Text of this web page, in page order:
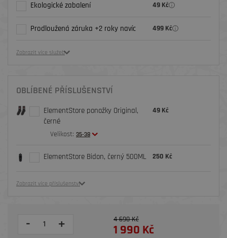
Ekologické zabalení 49 Kč
Prodloužená záruka +2 roky navíc 499 Kč
Zobrazit více služeb
OBLÍBENÉ PŘÍSLUŠENSTVÍ
ElementStore ponožky Original,
černé
Velikost: 35-38
49 Kč
ElementStore Bidon, černý 500ML 250 Kč
Zobrazit více příslušenství
- + 4 690 Kč
1 990 Kč